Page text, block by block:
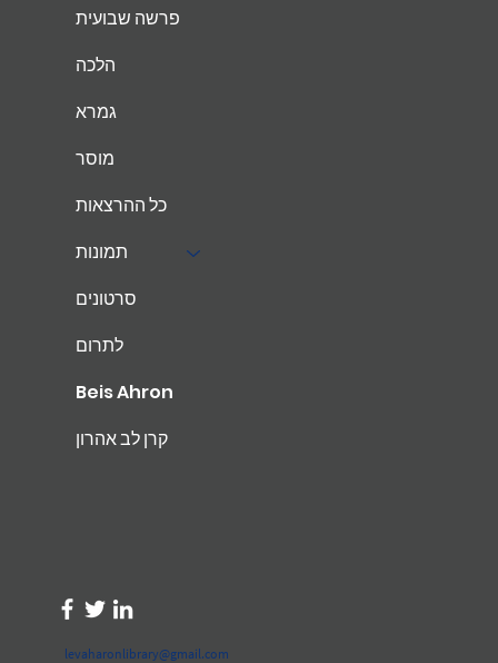
פרשה שבועית
הלכה
גמרא
מוסר
כל ההרצאות
תמונות
סרטונים
לתרום
Beis Ahron
קרן לב אהרון
levaharonlibrary@gmail.com